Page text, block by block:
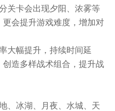
关卡会出现夕阳、浓雾等
会提升游戏难度，增加对
大幅提升，持续时间延
造多样战术组合，提升战
、冰湖、月夜、水城、天